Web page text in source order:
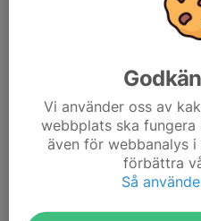
Sista matchen för
Tider och kallelser till
semestertider.
I morgon, måndag 22/6, kör vi
börjar med träning...
Vi använder oss av
webbplats ska
även för webbanalys
förbättra
Så